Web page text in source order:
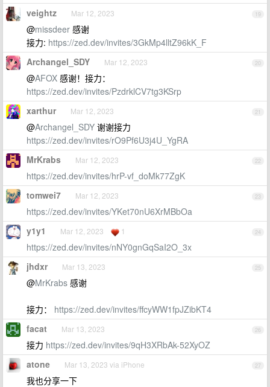
19
veightz Mar 12, 2023
@missdeer 感谢
接力: https://zed.dev/invites/3GkMp4lltZ96kK_F
20
Archangel_SDY Mar 12, 2023
@AFOX 感谢！接力：
https://zed.dev/invites/PzdrklCV7tg3KSrp
21
xarthur Mar 12, 2023
@Archangel_SDY 谢谢接力
https://zed.dev/invites/rO9Pf6U3j4U_YgRA
22
MrKrabs Mar 12, 2023
https://zed.dev/invites/hrP-vf_doMk77ZgK
23
tomwei7 Mar 12, 2023
https://zed.dev/invites/YKet70nU6XrMBbOa
24
y1y1 Mar 12, 2023 1
https://zed.dev/invites/nNY0gnGqSaI2O_3x
25
jhdxr Mar 13, 2023
@MrKrabs 感谢
接力： https://zed.dev/invites/ffcyWW1fpJZibKT4
26
facat Mar 13, 2023
接力 https://zed.dev/invites/9qH3XRbAk-52XyOZ
27
atone Mar 13, 2023 via iPhone
我也分享一下